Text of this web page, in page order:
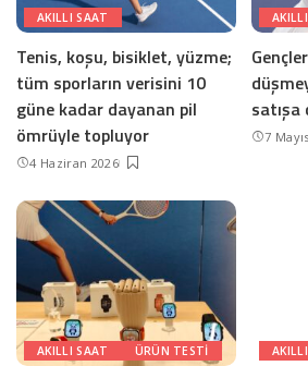
AKILLI SAAT
Tenis, koşu, bisiklet, yüzme;
tüm sporların verisini 10
güne kadar dayanan pil
ömrüyle topluyor
4 Haziran 2026
satışa
7
AKILLI SAAT ÜRÜN TESTI